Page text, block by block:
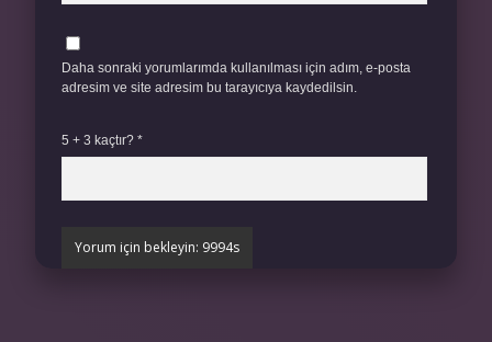
Daha sonraki yorumlarımda kullanılması için adım, e-posta
adresim ve site adresim bu tarayıcıya kaydedilsin.
5 + 3 kaçtır? *